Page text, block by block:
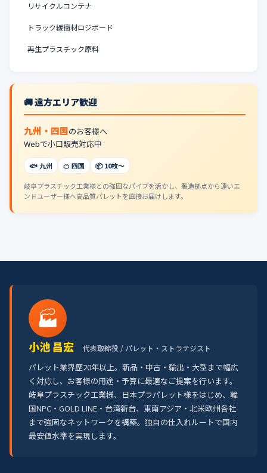
リサイクルコンテナ
トラック緩衝材ロジボード
再生プラスチック原料
🚚 遠方エリア歓迎
九州・四国のお客様へ
Webで小口販売対応中
🐟 九州 🍊 四国 📦 10枚〜
岐阜プラスチック工業様との強固なパイプを活かし、製造拠点から遠いエ
ンドユーザー様へ高品質パレットを直接お届けします。
🏭
小池 昌宏 代表取締役 / パレット・ストラテジスト
パレット業界歴20年以上。新品・中古・輸出・大型まで幅広
く対応し、お客様の用途・予算に最適なご提案を行います。
岐阜プラスチック工業様、日本プラパレット様をはじめ、韓
国NPC・GOLD LINE・台湾新台、東南アジア・北米欧州各社
まで強固なネットワークを構築。独自の仕入れルートで国内
最安値水準を実現します。